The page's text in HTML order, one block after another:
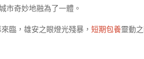
市奇妙地融為了一體。
臨，雄安之眼燈光殘暴， 短期包養靈動